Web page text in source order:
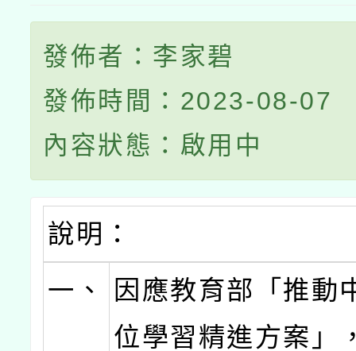
發佈者：李家碧
發佈時間：2023-08-07
內容狀態：啟用中
說明：
一、
因應教育部「推動
位學習精進方案」